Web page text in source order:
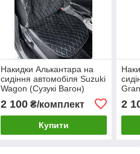
Накидки Алькантара на
сидіння автомобіля Suzuki
Wagon (Сузукі Вагон)
переднього ряду
2 100₴/комплект
Купити
2